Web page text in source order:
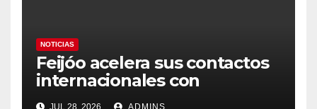
NOTICIAS
Feijóo acelera sus contactos
internacionales con
Latinoamérica como socio